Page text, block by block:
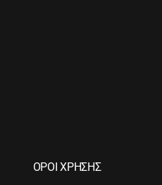
ΟΡΟΙ ΧΡΗΣΗΣ